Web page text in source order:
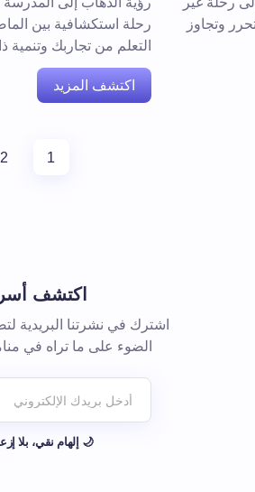
وتجاوز
رحلة استكشافية بين
التعلم من تجاربك وتنمية
اكتشف المزيد
1
2
اكتشف
اشترك في نشرتنا البريدية
الضوء على ما تراه في
🌙 إلهام نقي، بلا